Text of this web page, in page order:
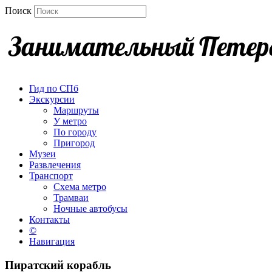
Поиск
Гид по СПб
Экскурсии
Маршруты
У метро
По городу
Пригород
Музеи
Развлечения
Транспорт
Схема метро
Трамваи
Ночные автобусы
Контакты
©
Навигация
Пиратский корабль